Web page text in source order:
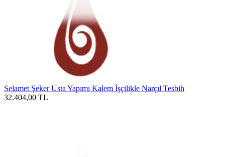
Selamet Şeker Usta Yapımı Kalem İşçilikle Narçıl Tesbih
32.404,00 TL